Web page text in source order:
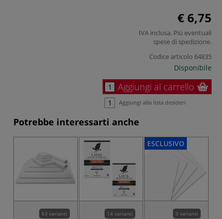
€ 6,75
IVA inclusa. Più eventuali
spese di spedizione.
Codice articolo 64835
Disponibile
Aggiungi al carrello
Aggiungi alla lista desideri
Potrebbe interessarti anche
63 varianti 14 varianti
ESCLUSIVO
3 varianti